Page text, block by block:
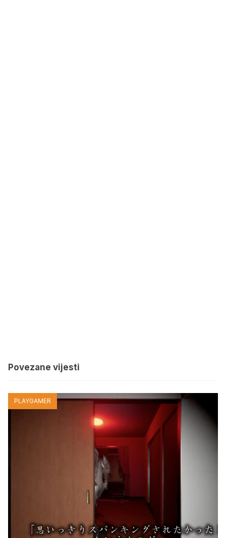
Povezane vijesti
PLAYGAMER